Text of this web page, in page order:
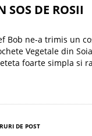
SOS DE ROSII
Bob ne-a trimis un
Vegetale din
foarte simpla si
DE POST